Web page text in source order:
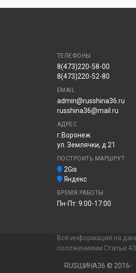
ТЕЛЕФОНЫ
8(473)220-58-00
8(473)220-52-80
EMAIL
admin@russhina36.ru
russhina36@mail.ru
АДРЕС
г.Воронеж
ул. Землячки, д.21
ПОСТРОИТЬ МАРШРУТ
2Gis
Яндекс
ВРЕМЯ РАБОТЫ
Пн-Пт: 9:00-17:00
Вся информация на
положениями Статьи
RUSШИНА36 © 2016-